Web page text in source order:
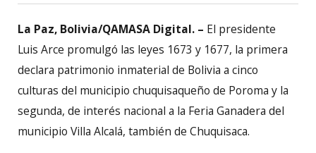
La Paz, Bolivia/QAMASA Digital. – El presidente
Luis Arce promulgó las leyes 1673 y 1677, la primera
declara patrimonio inmaterial de Bolivia a cinco
culturas del municipio chuquisaqueño de Poroma y la
segunda, de interés nacional a la Feria Ganadera del
municipio Villa Alcalá, también de Chuquisaca.